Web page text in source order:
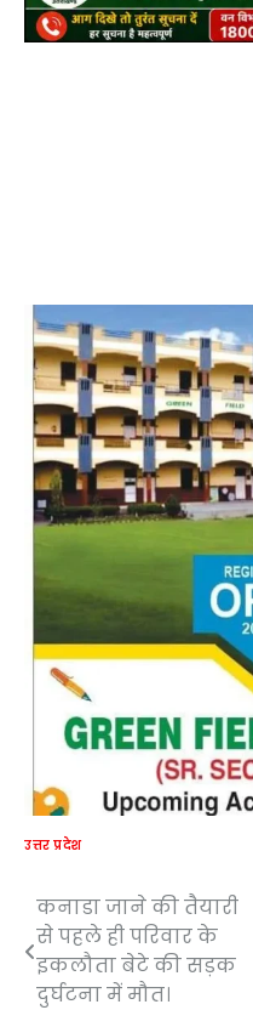
उत्तर प्रदेश
Post
navigation
कनाडा जाने की तैयारी
से पहले ही परिवार के
इकलौता बेटे की सड़क
दुर्घटना में मौत।